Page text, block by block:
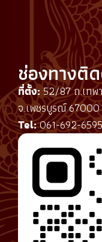
ช่องทางติ
ที่ตั้ง:52/87 ถ.เทพ
จ.เพชรบูรณ์ 67000
Tel:061-692-6595